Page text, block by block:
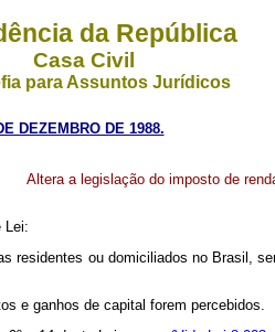
da República
Casa Civil
para Assuntos Jurídicos
DEZEMBRO DE 1988.
Altera a legislação do imposto de
Lei:
ou domiciliados no Brasil,
e ganhos de capital forem percebidos.